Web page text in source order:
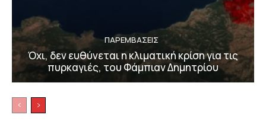
ΠΑΡΕΜΒΑΣΕΙΣ
Όχι, δεν ευθύνεται η κλιματική κρίση για τις
πυρκαγιές, του Φάμπιαν Δημητρίου